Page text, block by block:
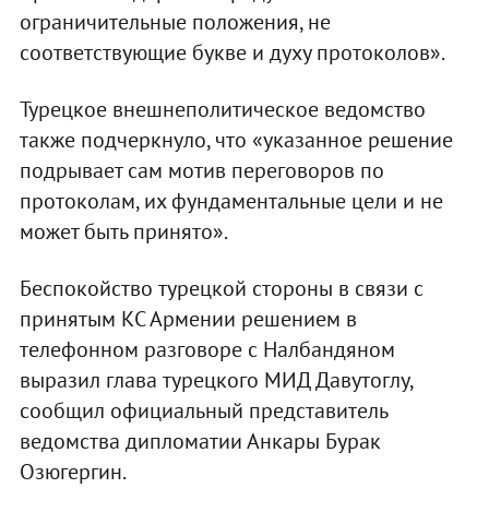
ограничительные положения, не
соответствующие букве и духу протоколов».
Турецкое внешнеполитическое ведомство
также подчеркнуло, что «указанное решение
подрывает сам мотив переговоров по
протоколам, их фундаментальные цели и не
может быть принято».
Беспокойство турецкой стороны в связи с
принятым КС Армении решением в
телефонном разговоре с Налбандяном
выразил глава турецкого МИД Давутоглу,
сообщил официальный представитель
ведомства дипломатии Анкары Бурак
Озюгергин.